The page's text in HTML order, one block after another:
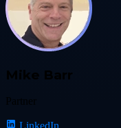
Mike Barr
Partner